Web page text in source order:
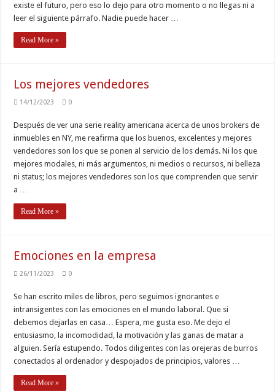
existe el futuro, pero eso lo dejo para otro momento o no llegas ni a
leer el siguiente párrafo. Nadie puede hacer …
Read More »
Los mejores vendedores
14/12/2023 0
Después de ver una serie reality americana acerca de unos brokers de
inmuebles en NY, me reafirma que los buenos, excelentes y mejores
vendedores son los que se ponen al servicio de los demás. Ni los que
mejores modales, ni más argumentos, ni medios o recursos, ni belleza
ni status; los mejores vendedores son los que comprenden que servir
a …
Read More »
Emociones en la empresa
26/11/2023 0
Se han escrito miles de libros, pero seguimos ignorantes e
intransigentes con las emociones en el mundo laboral. Que si
debemos dejarlas en casa… Espera, me gusta eso. Me dejo el
entusiasmo, la incomodidad, la motivación y las ganas de matar a
alguien. Sería estupendo. Todos diligentes con las orejeras de burros
conectados al ordenador y despojados de principios, valores …
Read More »